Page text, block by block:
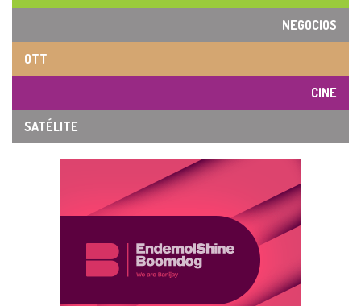
NEGOCIOS
OTT
CINE
SATÉLITE